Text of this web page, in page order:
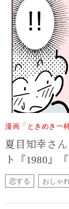
漫画「ときめき一
夏目知幸さ
ト
『1980』
恋する おしゃ